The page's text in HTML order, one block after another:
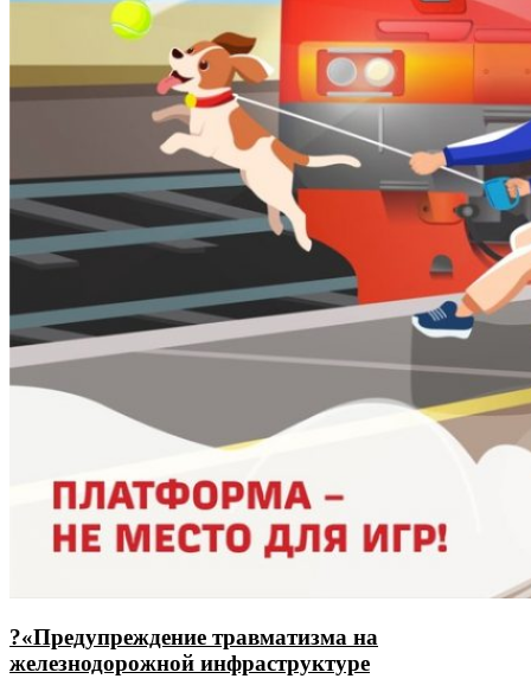
?«Предупреждение травматизма на
железнодорожной инфраструктуре